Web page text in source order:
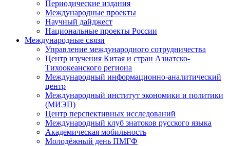
Периодические издания
Международные проекты
Научный дайджест
Национальные проекты России
Международные связи
Управление международного сотрудничества
Центр изучения Китая и стран Азиатско-
Тихоокеанского региона
Международный информационно-аналитический
центр
Международный институт экономики и политики
(МИЭП)
Центр перспективных исследований
Международный клуб знатоков русского языка
Академическая мобильность
Молодёжный день ПМГФ